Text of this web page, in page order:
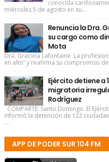
conocida
miércoles 5 de agosto en su...
Renuncia la Dra.
su cargo como
Mota
Dra. Graciela Lafontaine La
en alto” y reafirma su compromiso
Ejército detiene a
migratoria
Rodríguez
COMPARTE: Santo Domingo. El
informó la detención de 122
...
APP DE PODER SUR 104 FM